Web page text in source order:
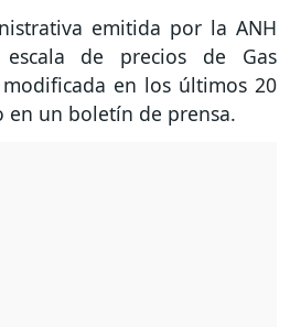
emitida por la ANH
de precios de Gas
en los últimos 20
en un boletín de prensa.